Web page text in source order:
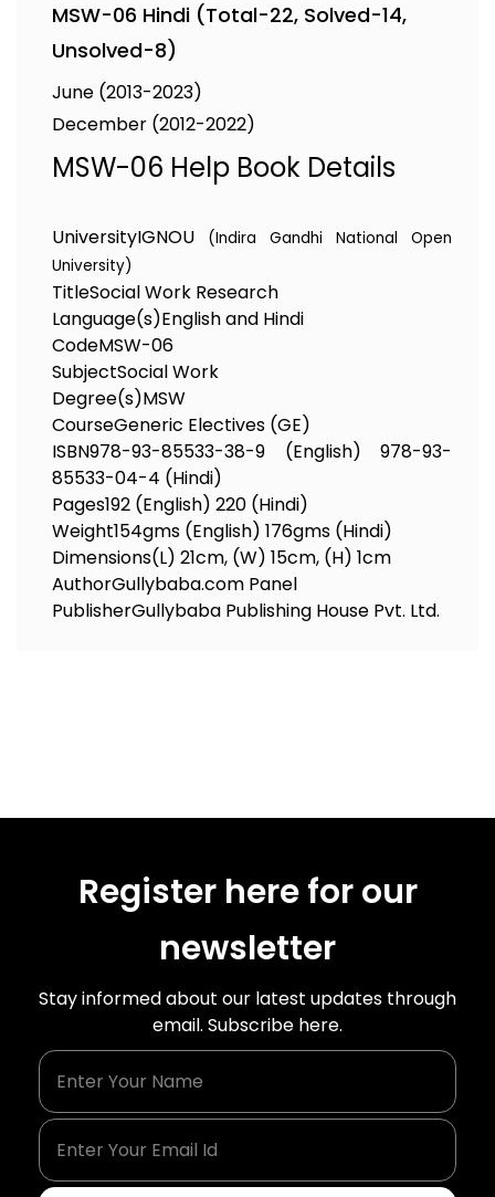
MSW-06 Hindi (Total-22, Solved-14,
Unsolved-8)
June (2013-2023)
December (2012-2022)
MSW-06 Help Book Details
UniversityIGNOU
(Indira Gandhi National Open
University)
TitleSocial Work Research
Language(s)English and Hindi
CodeMSW-06
SubjectSocial Work
Degree(s)MSW
CourseGeneric Electives (GE)
ISBN978-93-85533-38-9 (English) 978-93-
85533-04-4 (Hindi)
Pages192 (English) 220 (Hindi)
Weight154gms (English) 176gms (Hindi)
Dimensions(L) 21cm, (W) 15cm, (H) 1cm
AuthorGullybaba.com Panel
PublisherGullybaba Publishing House Pvt. Ltd.
Register here for our
newsletter
Stay informed about our latest updates through
email. Subscribe here.